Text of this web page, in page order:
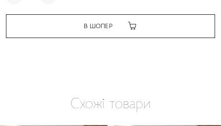
В ШОПЕР
Схожі товари